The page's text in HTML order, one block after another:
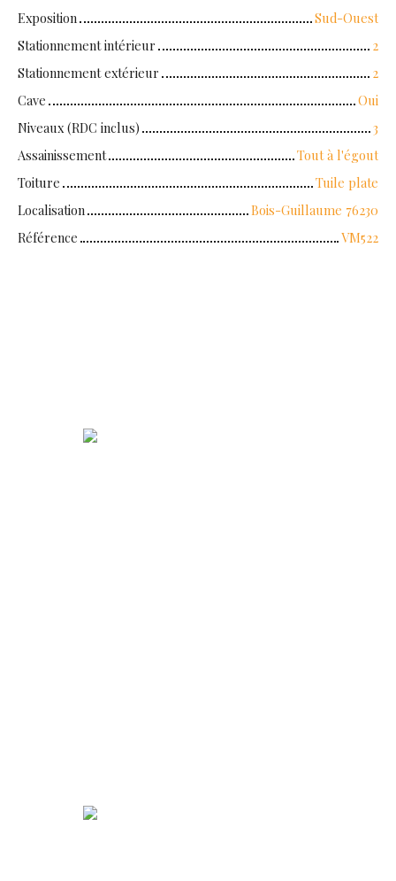
Exposition
Sud-Ouest
Stationnement intérieur
2
Stationnement extérieur
2
Cave
Oui
Niveaux (RDC inclus)
3
Assainissement
Tout à l'égout
Toiture
Tuile plate
Localisation
Bois-Guillaume 76230
Référence
VM522